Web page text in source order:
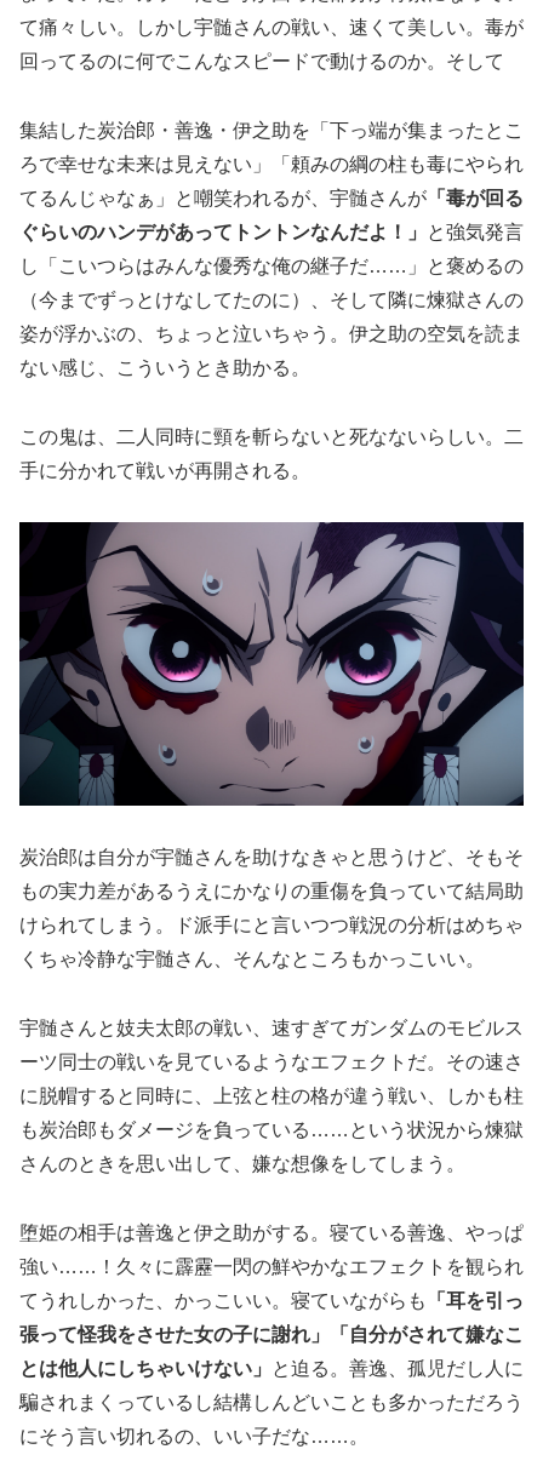
て痛々しい。しかし宇髄さんの戦い、速くて美しい。毒が
回ってるのに何でこんなスピードで動けるのか。そして
集結した炭治郎・善逸・伊之助を「下っ端が集まったとこ
ろで幸せな未来は見えない」「頼みの綱の柱も毒にやられ
てるんじゃなぁ」と嘲笑われるが、宇髄さんが 「毒が回る
ぐらいのハンデがあってトントンなんだよ！」
と強気発言
し「こいつらはみんな優秀な俺の継子だ……」と褒めるの
（今までずっとけなしてたのに）、そして隣に煉獄さんの
姿が浮かぶの、ちょっと泣いちゃう。伊之助の空気を読ま
ない感じ、こういうとき助かる。
この鬼は、二人同時に頸を斬らないと死なないらしい。二
手に分かれて戦いが再開される。
炭治郎は自分が宇髄さんを助けなきゃと思うけど、そもそ
もの実力差があるうえにかなりの重傷を負っていて結局助
けられてしまう。ド派手にと言いつつ戦況の分析はめちゃ
くちゃ冷静な宇髄さん、そんなところもかっこいい。
宇髄さんと妓夫太郎の戦い、速すぎてガンダムのモビルス
ーツ同士の戦いを見ているようなエフェクトだ。その速さ
に脱帽すると同時に、上弦と柱の格が違う戦い、しかも柱
も炭治郎もダメージを負っている……という状況から煉獄
さんのときを思い出して、嫌な想像をしてしまう。
堕姫の相手は善逸と伊之助がする。寝ている善逸、やっぱ
強い……！久々に霹靂一閃の鮮やかなエフェクトを観られ
てうれしかった、かっこいい。寝ていながらも
「耳を引っ
張って怪我をさせた女の子に謝れ」「自分がされて嫌なこ
とは他人にしちゃいけない」
と迫る。善逸、孤児だし人に
騙されまくっているし結構しんどいことも多かっただろう
にそう言い切れるの、いい子だな……。